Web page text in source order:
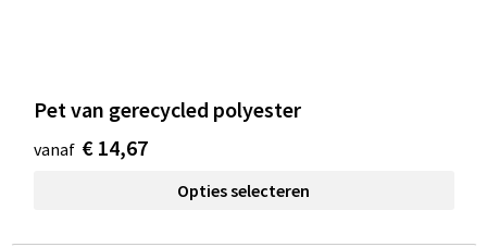
Pet van gerecycled polyester
vanaf € 14,67
Opties selecteren